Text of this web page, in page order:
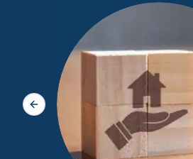
Slide précédente